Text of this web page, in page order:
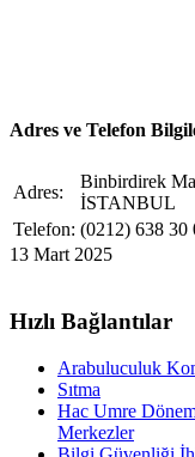
Adres ve Telefon
Adres:
Binbirdirek
İSTANBUL
Telefon: (0212) 638 30
13 Mart 2025
Hızlı Bağlantılar
Arabuluculuk
Sıtma
Hac Umre
Merkezler